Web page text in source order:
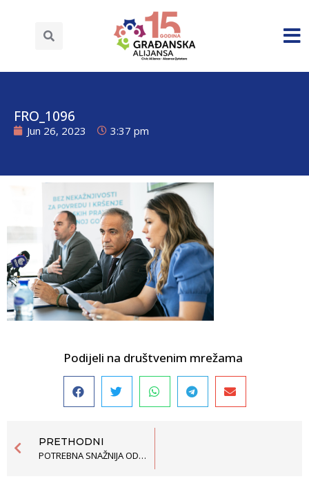
FRO_1096
Jun 26, 2023 3:37 pm
Podijeli na društvenim mrežama
PRETHODNI
POTREBNA SNAŽNIJA ODLUČNOST ZA BORBU PROTIV TORTURE